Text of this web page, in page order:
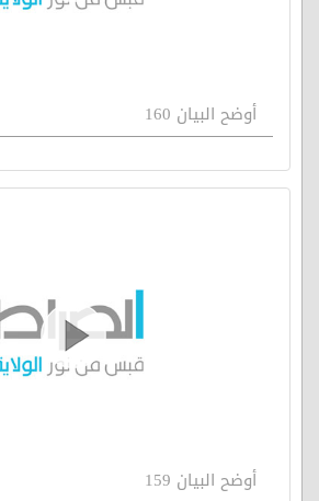
أوضح البيان 160
أوضح البيان 159